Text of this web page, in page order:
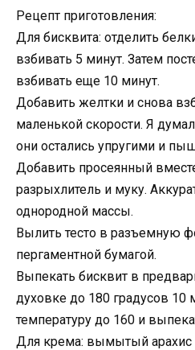
Рецепт приготовления:
Для бисквита: отделить
взбивать 5 минут. Затем
взбивать еще 10 минут.
Добавить желтки и снова
маленькой скорости. Я
они остались упругими и
Добавить просеянный
разрыхлитель и муку.
однородной массы.
Вылить тесто в разъемную
пергаментной бумагой.
Выпекать бисквит в
духовке до 180 градусов 10
температуру до 160 и
Для крема: вымытый арахис